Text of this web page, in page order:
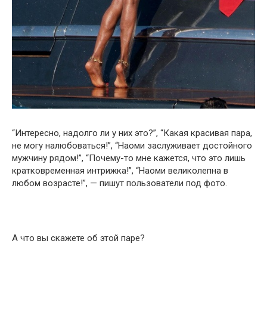
“Интересно, надолго ли у них это?”, “Какая красивая пара,
не могу налюбоваться!”, “Наоми заслуживает достойного
мужчину рядом!”, “Почему-то мне кажется, что это лишь
кратковременная интрижка!”, “Наоми великолепна в
любом возрасте!”, — пишут пользователи под фото.
А что вы скажете об этой паре?